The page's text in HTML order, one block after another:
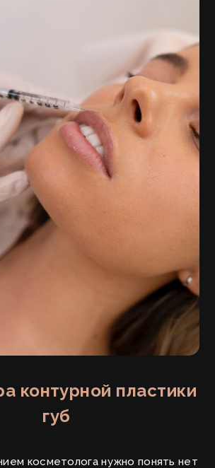
контурной пластики
губ
косметолога нужно понять нет